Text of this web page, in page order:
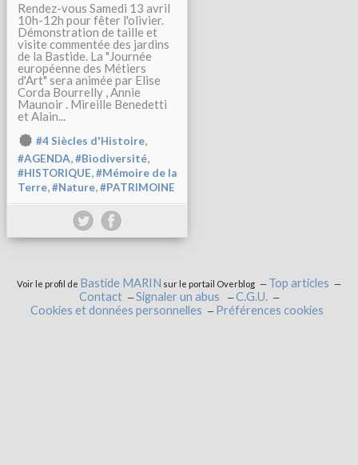
Rendez-vous Samedi 13 avril
10h-12h pour fêter l'olivier.
Démonstration de taille et
visite commentée des jardins
de la Bastide. La "Journée
européenne des Métiers
d'Art" sera animée par Elise
Corda Bourrelly , Annie
Maunoir . Mireille Benedetti
et Alain...
#4 Siècles d'Histoire,
#AGENDA #Biodiversité
#HISTORIQUE #Mémoire de la
Terre #Nature #PATRIMOINE
Voir le profil de Bastide MARIN sur le portail Overblog
Top articles
Contact
Signaler un abus
C.G.U.
Cookies et données personnelles
Préférences cookies